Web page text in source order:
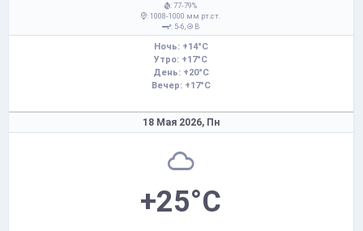
: 77-79%
: 1008-1000 мм рт.ст.
: 5-6,
В
Ночь: +14°C
Утро: +17°C
День: +20°C
Вечер: +17°C
18 Мая 2026, Пн
+25°C